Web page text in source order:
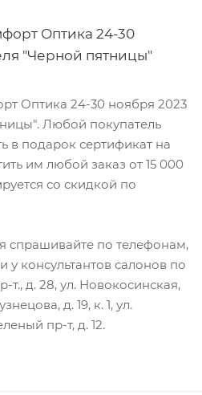
Оптика 24-30
"Черной пятницы"
Оптика 24-30 ноября 2023
Любой покупатель
в подарок сертификат на
им любой заказ от 15 000
со скидкой по
спрашивайте по телефонам,
у консультантов салонов по
д. 28, ул. Новокосинская,
д. 19, к. 1, ул.
пр-т, д. 12.